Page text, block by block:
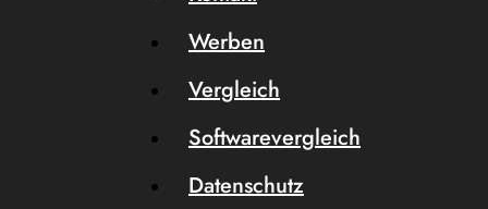
Werben
Vergleich
Softwarevergleich
Datenschutz